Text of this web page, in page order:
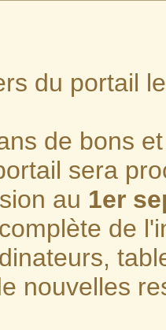
du portail
de bons
sera
au 1er
de
nouvelles